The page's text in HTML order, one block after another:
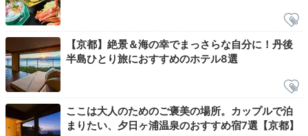
Night
21:00
波の音を聴きながら
夜の湯あみと誘惑…
【京都】絶景＆海の幸でまっさらな自分に！丹後
半島ひとり旅におすすめのホテル8選
ここは大人のためのご褒美の場所。カップルで泊
まりたい、夕日ヶ浦温泉のおすすめ宿7選【京都】